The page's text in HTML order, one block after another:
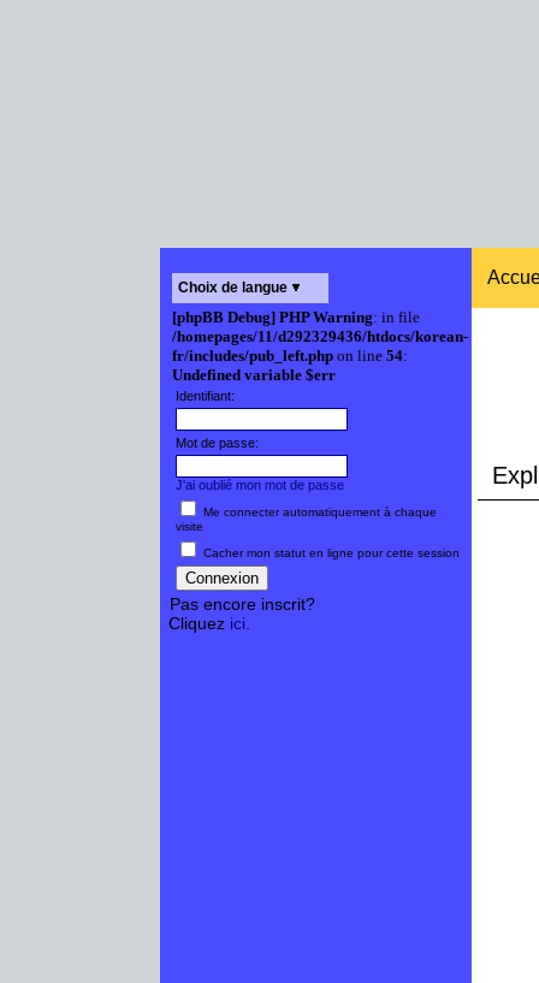
Choix de langue
[phpBB Debug] PHP Warning: in file
/homepages/11/d292329436/htdocs/korean-
fr/includes/pub_left.phpon line 54:
Undefined variable $err
Identifiant:
Mot de passe:
J'ai oublié mon mot de passe
Me connecter automatiquement à chaque
visite
Cacher mon statut en ligne pour cette session
Pas encore inscrit?
Cliquez ici